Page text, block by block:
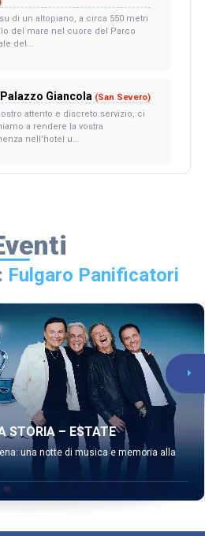
di un altopiano, a circa 550 metri
del mare nel cuore del Parco
del...
Giancola (San Severo)
attento e discreto servizio, ci
a rendere la vostra
nell'hotel u...
Fulgaro Panificatori
STORIA – ESTATE
una notte di musica e memoria alla